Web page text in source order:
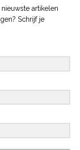
artikelen
Schrijf je